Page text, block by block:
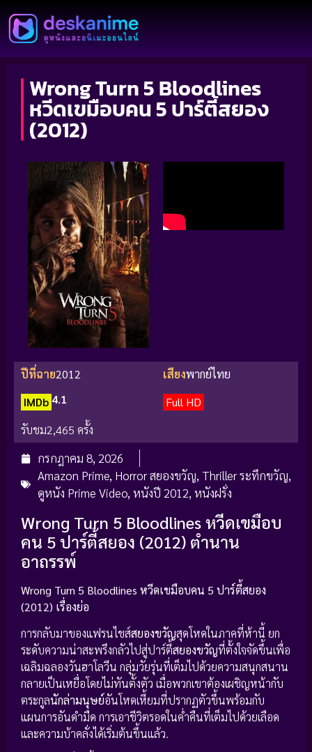
Wrong Turn 5 Bloodlines
หวีดเขมือบคน 5 ปาร์ตี้สยอง
(2012)
ปีที่ฉาย2012 เสียงพากย์ไทย
IMDb 4.1
Full HD
รับชม2,465 ครั้ง
กรกฎาคม 8, 2026
Amazon Prime, Horror สยองขวัญ, Thriller ระทึกขวัญ,
ดูหนัง Prime Video, หนังปี 2012, หนังฝรั่ง
Wrong Turn 5 Bloodlines หวีดเขมือบ
คน 5 ปาร์ตี้สยอง (2012) ตำนาน
อาถรรพ์
Wrong Turn 5 Bloodlines หวีดเขมือบคน 5 ปาร์ตี้สยอง
(2012) เรื่องย่อ
การกลับมาของแฟรนไชส์สยองขวัญสุดโหดในภาคที่ห้านี้ ยก
ระดับความน่าสะพรึงกลัวไปสู่ปาร์ตี้สยองขวัญที่ตั้งใจจัดขึ้นเพื่อ
เฉลิมฉลองวันฮาโลวีน กลุ่มวัยรุ่นที่เต็มไปด้วยความสนุกสนาน
กลายเป็นเหยื่อโดยไม่ทันตั้งตัว เมื่อพวกเขาต้องเผชิญหน้ากับ
ตระกูลนักล่ามนุษย์อันโหดเหี้ยมที่ปรากฏตัวขึ้นพร้อมกับ
แผนการอันดำมืด การเอาชีวิตรอดในค่ำคืนที่เต็มไปด้วยเลือด
และความบ้าคลั่งได้เริ่มต้นขึ้นแล้ว.